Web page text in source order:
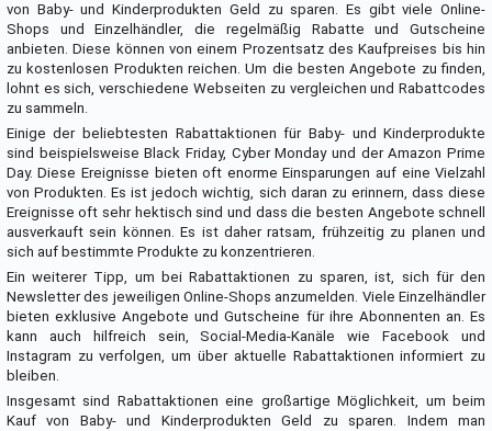
von Baby- und Kinderprodukten Geld zu sparen. Es gibt viele Online-
Shops und Einzelhändler, die regelmäßig Rabatte und Gutscheine
anbieten. Diese können von einem Prozentsatz des Kaufpreises bis hin
zu kostenlosen Produkten reichen. Um die besten Angebote zu finden,
lohnt es sich, verschiedene Webseiten zu vergleichen und Rabattcodes
zu sammeln.
Einige der beliebtesten Rabattaktionen für Baby- und Kinderprodukte
sind beispielsweise Black Friday, Cyber Monday und der Amazon Prime
Day. Diese Ereignisse bieten oft enorme Einsparungen auf eine Vielzahl
von Produkten. Es ist jedoch wichtig, sich daran zu erinnern, dass diese
Ereignisse oft sehr hektisch sind und dass die besten Angebote schnell
ausverkauft sein können. Es ist daher ratsam, frühzeitig zu planen und
sich auf bestimmte Produkte zu konzentrieren.
Ein weiterer Tipp, um bei Rabattaktionen zu sparen, ist, sich für den
Newsletter des jeweiligen Online-Shops anzumelden. Viele Einzelhändler
bieten exklusive Angebote und Gutscheine für ihre Abonnenten an. Es
kann auch hilfreich sein, Social-Media-Kanäle wie Facebook und
Instagram zu verfolgen, um über aktuelle Rabattaktionen informiert zu
bleiben.
Insgesamt sind Rabattaktionen eine großartige Möglichkeit, um beim
Kauf von Baby- und Kinderprodukten Geld zu sparen. Indem man